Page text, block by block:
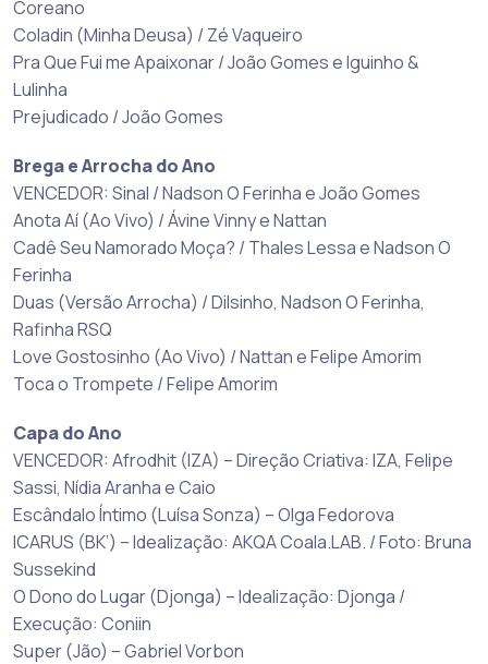
Coreano
Coladin (Minha Deusa) / Zé Vaqueiro
Pra Que Fui me Apaixonar / João Gomes e Iguinho &
Lulinha
Prejudicado / João Gomes
Brega e Arrocha do Ano
VENCEDOR: Sinal / Nadson O Ferinha e João Gomes
Anota Aí (Ao Vivo) / Ávine Vinny e Nattan
Cadê Seu Namorado Moça? / Thales Lessa e Nadson O
Ferinha
Duas (Versão Arrocha) / Dilsinho, Nadson O Ferinha,
Rafinha RSQ
Love Gostosinho (Ao Vivo) / Nattan e Felipe Amorim
Toca o Trompete / Felipe Amorim
Capa do Ano
VENCEDOR: Afrodhit (IZA) – Direção Criativa: IZA, Felipe
Sassi, Nídia Aranha e Caio
Escândalo Íntimo (Luísa Sonza) – Olga Fedorova
ICARUS (BK’) – Idealização: AKQA Coala.LAB. / Foto: Bruna
Sussekind
O Dono do Lugar (Djonga) – Idealização: Djonga /
Execução: Coniin
Super (Jão) – Gabriel Vorbon